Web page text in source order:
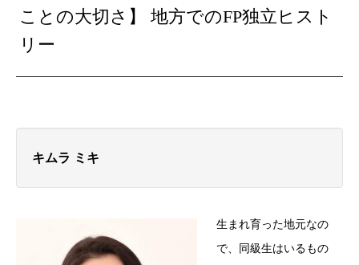
ことの大切さ】 地方でのFP独立ヒスト
リー
キムラ ミキ
生まれ育った地元なの
で、同級生はいるもの